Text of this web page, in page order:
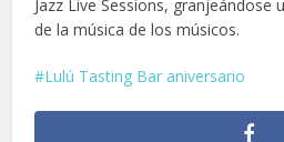
Jazz Live Sessions, granjeándose
de la música de los músicos.
Lulú Tasting Bar aniversario